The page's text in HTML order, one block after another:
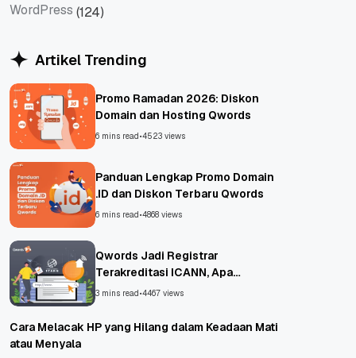
WordPress (124)
Artikel Trending
Promo Ramadan 2026: Diskon
Domain dan Hosting Qwords
6 mins read•4523 views
Panduan Lengkap Promo Domain
.ID dan Diskon Terbaru Qwords
6 mins read•4868 views
Qwords Jadi Registrar
Terakreditasi ICANN, Apa
Untungnya?
3 mins read•4467 views
Cara Melacak HP yang Hilang dalam Keadaan Mati
atau Menyala